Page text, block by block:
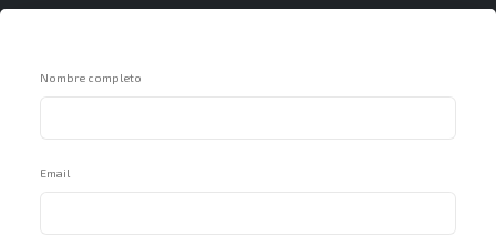
Nombre completo
Email